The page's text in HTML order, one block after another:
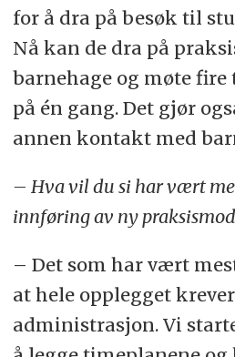
for å dra på besøk til
Nå kan de dra på
barnehage og møte
på én gang. Det gjør
annen kontakt med
– Hva vil du si har vært
innføring av ny
– Det som har vært
at hele opplegget
administrasjon. Vi